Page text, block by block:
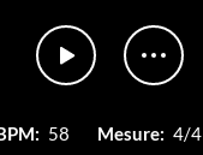
58 Mesure: 4/4